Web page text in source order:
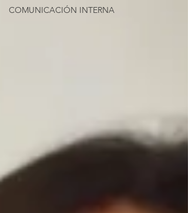
COMUNICACIÓN INTERNA